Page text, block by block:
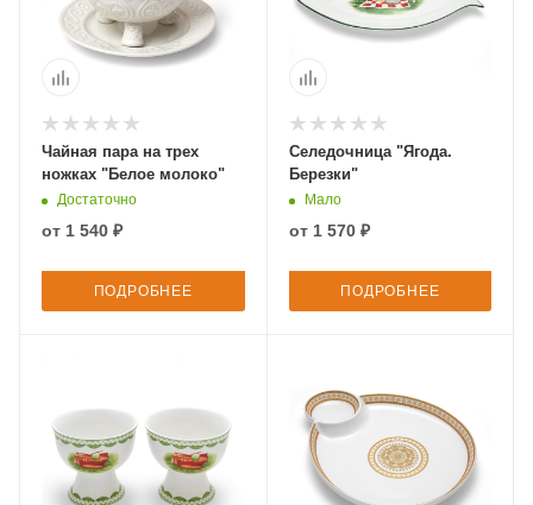
Чайная пара на трех
ножках "Белое молоко"
Достаточно
от 1 540 ₽
ПОДРОБНЕЕ
Селедочница "Ягода.
Березки"
Мало
от 1 570 ₽
ПОДРОБНЕЕ